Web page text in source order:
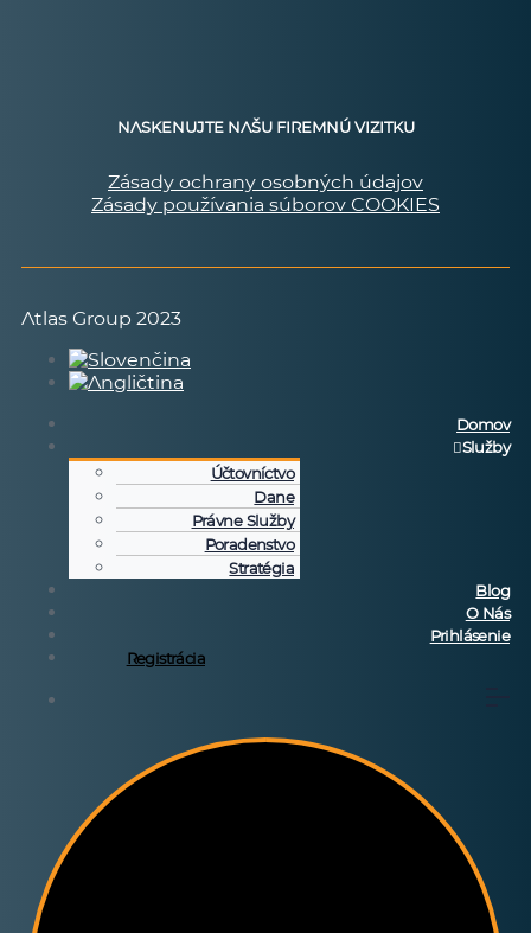
NASKENUJTE NAŠU FIREMNÚ VIZITKU
Zásady ochrany osobných údajov
Zásady používania súborov COOKIES
Atlas Group 2023
Domov
Služby
Účtovníctvo
Dane
Právne Služby
Poradenstvo
Stratégia
Blog
O Nás
Prihlásenie
Registrácia